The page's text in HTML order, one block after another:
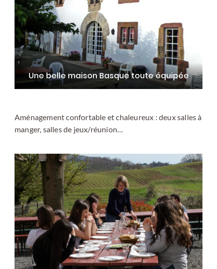
Une belle maison Basque toute équipée
Aménagement confortable et chaleureux : deux salles à
manger, salles de jeux/réunion…